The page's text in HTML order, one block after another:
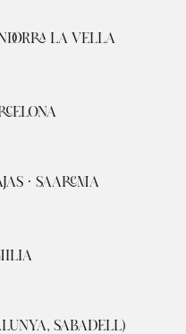
LA VELLA
· SAAREMA
SABADELL)